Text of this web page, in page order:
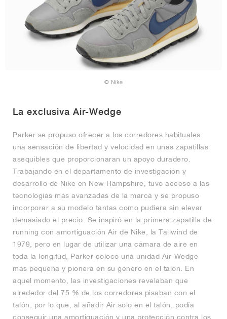
© Nike
La exclusiva Air-Wedge
Parker se propuso ofrecer a los corredores habituales
una sensación de libertad y velocidad en unas zapatillas
asequibles que proporcionaran un apoyo duradero.
Trabajando en el departamento de investigación y
desarrollo de Nike en New Hampshire, tuvo acceso a las
tecnologías más avanzadas de la marca y se propuso
incorporar a su modelo tantas como pudiera sin elevar
demasiado el precio. Se inspiró en la primera zapatilla de
running con amortiguación Air de Nike, la Tailwind de
1979, pero en lugar de utilizar una cámara de aire en
toda la longitud, Parker colocó una unidad Air-Wedge
más pequeña y pionera en su género en el talón. En
aquel momento, las investigaciones revelaban que
alrededor del 75 % de los corredores pisaban con el
talón, por lo que, al añadir Air solo en el talón, podía
conseguir una amortiguación y una protección contra los